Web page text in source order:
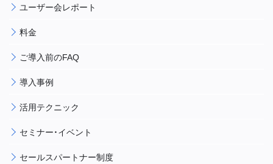
ユーザー会レポート
料金
ご導入前のFAQ
導入事例
活用テクニック
セミナー・イベント
セールスパートナー制度